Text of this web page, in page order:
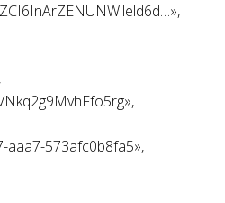
aaa7-573afc0b8fa5»,